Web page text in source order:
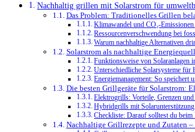
Nachhaltig grillen mit Solarstrom für
Das Problem: Traditionelles Grillen
Klimawandel und CO₂-
Ressourcenverschwendung bei
Warum nachhaltige Alternativen
Solarstrom als nachhaltige
Funktionsweise von Solaranlagen
Unterschiedliche Solarsysteme für
Energiemanagement: So
Die besten Grillgeräte für Solarstrom:
Elektrogrills: Vorteile, Grenzen
Hybridgrills mit
Checkliste: Darauf solltest du
Nachhaltige Grillrezepte und Zutaten –